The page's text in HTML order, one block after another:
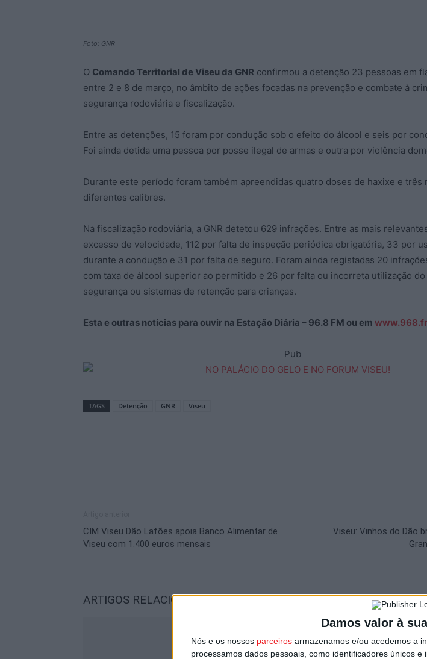
Damos valor à
Nós e os nossos parceiros armazenamos e/ou acedemos a
processamos dados pessoais, como identificadores únicos
Foto: GNR
O Comando Territorial de Viseu da GNR confirmou a detenção 23 pessoas em
entre 2 e 8 de março, no âmbito de ações focadas na prevenção e combate à
segurança rodoviária e fiscalização.
Entre as detenções, 15 foram por condução sob o efeito do álcool e seis por
Foi ainda detida uma pessoa por posse ilegal de armas e outra por violência
Durante este período foram também apreendidas quatro doses de haxixe e três
diferentes calibres.
Na fiscalização rodoviária, a GNR detetou 629 infrações. Entre as mais
excesso de velocidade, 112 por falta de inspeção periódica obrigatória, 33 por
durante a condução e 31 por falta de seguro. Foram ainda registadas 20
com taxa de álcool superior ao permitido e 26 por falta ou incorreta utilização
segurança ou sistemas de retenção para crianças.
Esta e outras notícias para ouvir na Estação Diária – 96.8 FM ou em
Pub
TAGS Detenção GNR Viseu
CIM Viseu Dão Lafões apoia Banco Alimentar de
Viseu com 1.400 euros mensais
Viseu: Vinhos do Dão
ARTIGOS RELACIONADOSMais do autor